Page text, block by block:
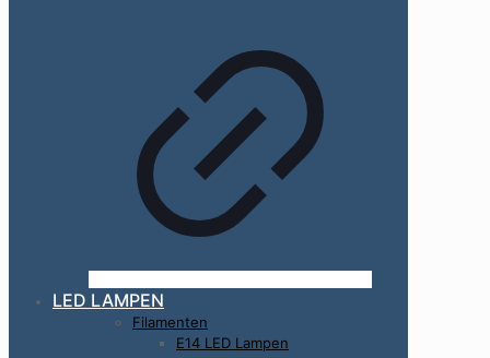
LED LAMPEN
Filamenten
E14 LED Lampen